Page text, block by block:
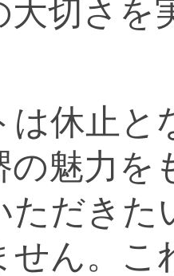
大切さを
は休止と
の魅力を
ただきた
せん。こ